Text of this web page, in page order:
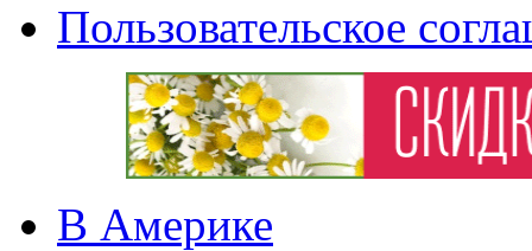
Пользовательское
В Америке